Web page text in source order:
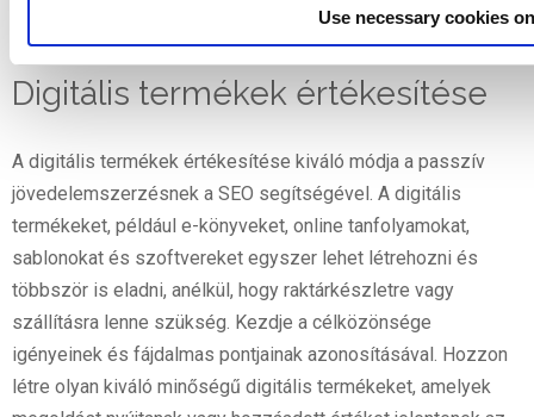
Use necessary cookies
Digitális termékek értékesítése
A digitális termékek értékesítése kiváló módja a passzív
jövedelemszerzésnek a SEO segítségével. A digitális
termékeket, például e-könyveket, online tanfolyamokat,
sablonokat és szoftvereket egyszer lehet létrehozni és
többször is eladni, anélkül, hogy raktárkészletre vagy
szállításra lenne szükség. Kezdje a célközönsége
igényeinek és fájdalmas pontjainak azonosításával. Hozzon
létre olyan kiváló minőségű digitális termékeket, amelyek